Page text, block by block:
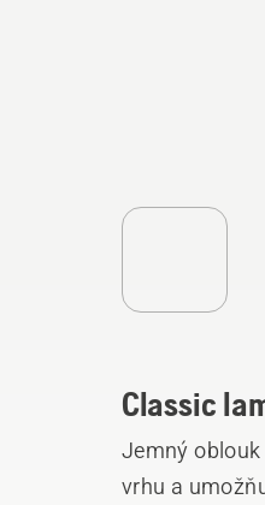
Classic
Jemný
vrhu a